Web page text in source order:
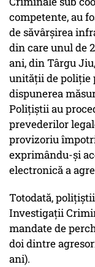
competente, au
de săvârşirea
din care unul de
ani, din Târgu
unităţii de poliţie
dispunerea
Poliţiştii au
prevederilor
provizoriu
exprimându-şi
electronică a
Totodată,
Investigaţii
mandate de
doi dintre
ani).